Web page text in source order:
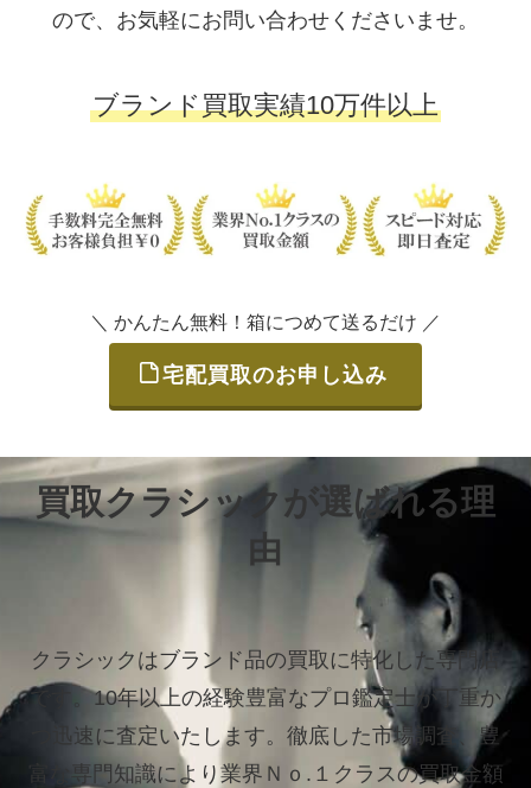
ので、お気軽にお問い合わせくださいませ。
ブランド買取実績10万件以上
＼ かんたん無料！箱につめて送るだけ ／
宅配買取のお申し込み
買取クラシックが選ばれる理
由
クラシックはブランド品の買取に特化した専門店
です。10年以上の経験豊富なプロ鑑定士が丁重か
つ迅速に査定いたします。 徹底した市場調査、豊
富な専門知識により業界Ｎｏ.１クラスの買取金額